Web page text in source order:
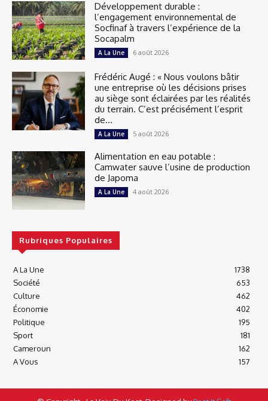
Développement durable :
l’engagement environnemental de
Socfinaf à travers l’expérience de la
Socapalm
A La Une 6 août 2026
Frédéric Augé : « Nous voulons bâtir
une entreprise où les décisions prises
au siège sont éclairées par les réalités
du terrain. C’est précisément l’esprit
de...
A La Une 5 août 2026
Alimentation en eau potable :
Camwater sauve l’usine de production
de Japoma
A La Une 4 août 2026
Rubriques Populaires
A La Une
1738
Société
653
Culture
462
Économie
402
Politique
195
Sport
181
Cameroun
162
A Vous
157